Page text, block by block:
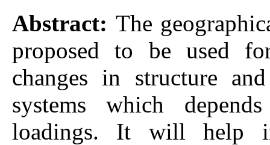
Abstract: The
proposed to be used
changes in structure
systems which
loadings. It will help